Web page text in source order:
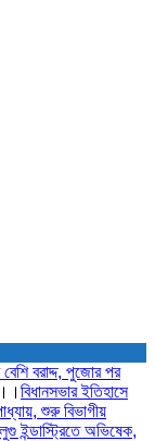
বরাদ্দ, পুজোর পর
বিধানসভার ইতিহাসে
শুরু বিভাগীয়
ইন্ডাস্ট্রিতে অভিষেক,